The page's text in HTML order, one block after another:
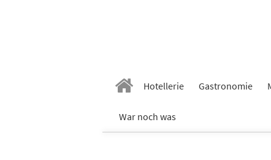
Hotellerie Gastronomie
War noch was